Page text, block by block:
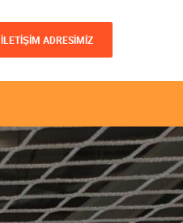
İLETİŞİM ADRESİMİZ